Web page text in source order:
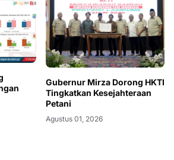
Gubernur Mirza Dorong HKTI
Tingkatkan Kesejahteraan
Petani
Agustus 01, 2026